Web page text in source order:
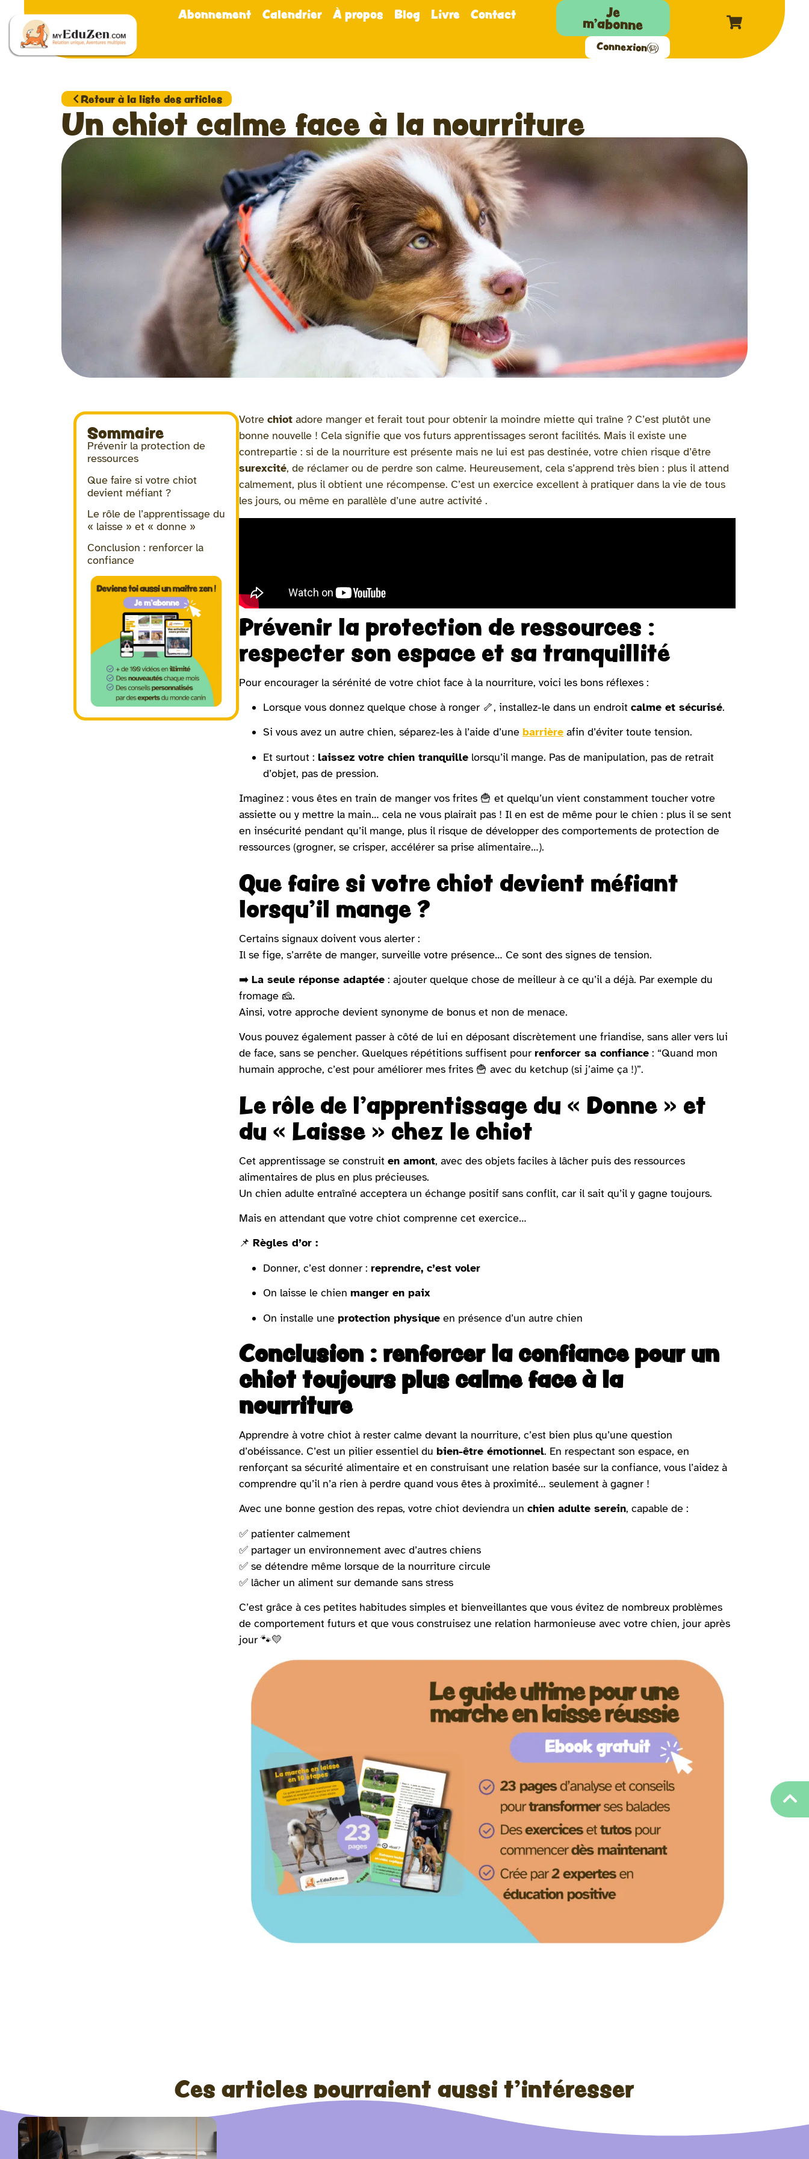
Abonnement Calendrier À propos Blog Livre Contact Je
m'abonne
Connexion
Retour à la liste des articles
Un chiot calme face à la nourriture
Sommaire
Prévenir la protection de
ressources
Que faire si votre chiot
devient méfiant ?
Le rôle de l’apprentissage du
« laisse » et « donne »
Conclusion : renforcer la
confiance
Votre chiot adore manger et ferait tout pour obtenir la moindre miette qui traîne ? C’est plutôt une
bonne nouvelle ! Cela signifie que vos futurs apprentissages seront facilités. Mais il existe une
contrepartie : si de la nourriture est présente mais ne lui est pas destinée, votre chien risque d’être
surexcité, de réclamer ou de perdre son calme. Heureusement, cela s’apprend très bien : plus il attend
calmement, plus il obtient une récompense. C’est un exercice excellent à pratiquer dans la vie de tous
les jours, ou même en parallèle d’une autre activité .
Prévenir la protection de ressources :
respecter son espace et sa tranquillité
Pour encourager la sérénité de votre chiot face à la nourriture, voici les bons réflexes :
Lorsque vous donnez quelque chose à ronger 🦴, installez-le dans un endroit calme et sécurisé.
Si vous avez un autre chien, séparez-les à l’aide d’une barrière afin d’éviter toute tension.
Et surtout : laissez votre chien tranquille lorsqu’il mange. Pas de manipulation, pas de retrait
d’objet, pas de pression.
Imaginez : vous êtes en train de manger vos frites 🍟 et quelqu’un vient constamment toucher votre
assiette ou y mettre la main… cela ne vous plairait pas ! Il en est de même pour le chien : plus il se sent
en insécurité pendant qu’il mange, plus il risque de développer des comportements de protection de
ressources (grogner, se crisper, accélérer sa prise alimentaire…).
Que faire si votre chiot devient méfiant
lorsqu’il mange ?
Certains signaux doivent vous alerter :
Il se fige, s’arrête de manger, surveille votre présence… Ce sont des signes de tension.
➡️ La seule réponse adaptée : ajouter quelque chose de meilleur à ce qu’il a déjà. Par exemple du
fromage 🧀.
Ainsi, votre approche devient synonyme de bonus et non de menace.
Vous pouvez également passer à côté de lui en déposant discrètement une friandise, sans aller vers lui
de face, sans se pencher. Quelques répétitions suffisent pour renforcer sa confiance : “Quand mon
humain approche, c’est pour améliorer mes frites 🍟 avec du ketchup (si j’aime ça !)”.
Le rôle de l’apprentissage du « Donne » et
du « Laisse » chez le chiot
Cet apprentissage se construit en amont, avec des objets faciles à lâcher puis des ressources
alimentaires de plus en plus précieuses.
Un chien adulte entraîné acceptera un échange positif sans conflit, car il sait qu’il y gagne toujours.
Mais en attendant que votre chiot comprenne cet exercice…
📌 Règles d’or :
Donner, c’est donner : reprendre, c’est voler
On laisse le chien manger en paix
On installe une protection physique en présence d’un autre chien
Conclusion : renforcer la confiance pour un
chiot toujours plus calme face à la
nourriture
Apprendre à votre chiot à rester calme devant la nourriture, c’est bien plus qu’une question
d’obéissance. C’est un pilier essentiel du bien-être émotionnel. En respectant son espace, en
renforçant sa sécurité alimentaire et en construisant une relation basée sur la confiance, vous l’aidez à
comprendre qu’il n’a rien à perdre quand vous êtes à proximité… seulement à gagner !
Avec une bonne gestion des repas, votre chiot deviendra un chien adulte serein, capable de :
✅ patienter calmement
✅ partager un environnement avec d’autres chiens
✅ se détendre même lorsque de la nourriture circule
✅ lâcher un aliment sur demande sans stress
C’est grâce à ces petites habitudes simples et bienveillantes que vous évitez de nombreux problèmes
de comportement futurs et que vous construisez une relation harmonieuse avec votre chien, jour après
jour 🐾💛
Ces articles pourraient aussi t'intéresser